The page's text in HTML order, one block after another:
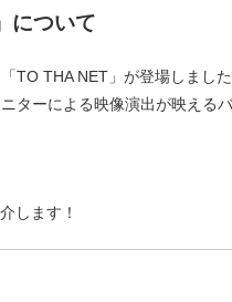
について
TO THA NET」が登場しました
ターによる映像演出が映える
します！